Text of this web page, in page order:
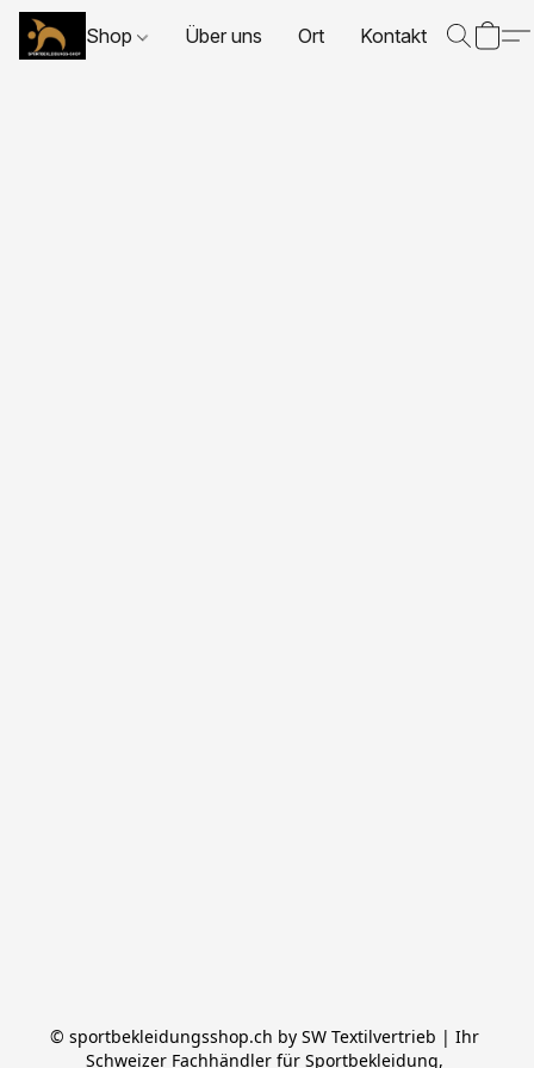
Shop Über uns Ort Kontakt
© sportbekleidungsshop.ch by SW Textilvertrieb | Ihr
Schweizer Fachhändler für Sportbekleidung,